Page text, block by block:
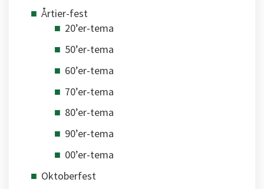
Årtier-fest
20’er-tema
50’er-tema
60’er-tema
70’er-tema
80’er-tema
90’er-tema
00’er-tema
Oktoberfest